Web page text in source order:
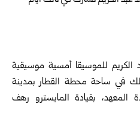
للموسيقا أمسية موسيقية
في ساحة محطة القطار بمدينة
بقيادة المايسترو رهف